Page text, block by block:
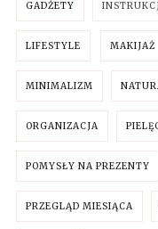
GADŻETY
LIFESTYLE MAKIJAŻ
MINIMALIZM
ORGANIZACJA
POMYSŁY NA PREZENTY
PRZEGLĄD MIESIĄCA